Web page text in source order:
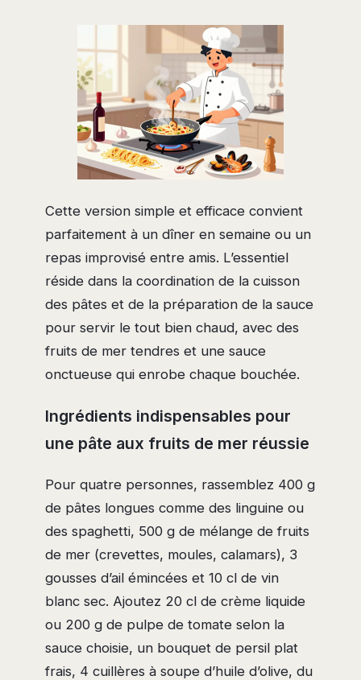
Cette version simple et efficace convient
parfaitement à un dîner en semaine ou un
repas improvisé entre amis. L’essentiel
réside dans la coordination de la cuisson
des pâtes et de la préparation de la sauce
pour servir le tout bien chaud, avec des
fruits de mer tendres et une sauce
onctueuse qui enrobe chaque bouchée.
Ingrédients indispensables pour
une pâte aux fruits de mer réussie
Pour quatre personnes, rassemblez 400 g
de pâtes longues comme des linguine ou
des spaghetti, 500 g de mélange de fruits
de mer (crevettes, moules, calamars), 3
gousses d’ail émincées et 10 cl de vin
blanc sec. Ajoutez 20 cl de crème liquide
ou 200 g de pulpe de tomate selon la
sauce choisie, un bouquet de persil plat
frais, 4 cuillères à soupe d’huile d’olive, du